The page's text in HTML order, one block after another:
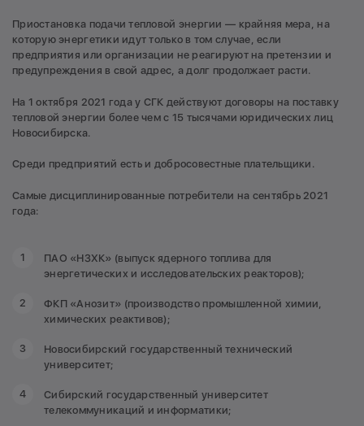
Приостановка подачи тепловой энергии — крайняя мера, на
которую энергетики идут только в том случае, если
предприятия или организации не реагируют на претензии и
предупреждения в свой адрес, а долг продолжает расти.
На 1 октября 2021 года у СГК действуют договоры на поставку
тепловой энергии более чем с 15 тысячами юридических лиц
Новосибирска.
Среди предприятий есть и добросовестные плательщики.
Самые дисциплинированные потребители на сентябрь 2021
года:
ПАО «НЗХК» (выпуск ядерного топлива для
энергетических и исследовательских реакторов);
ФКП «Анозит» (производство промышленной химии,
химических реактивов);
Новосибирский государственный технический
университет;
Сибирский государственный университет
телекоммуникаций и информатики;